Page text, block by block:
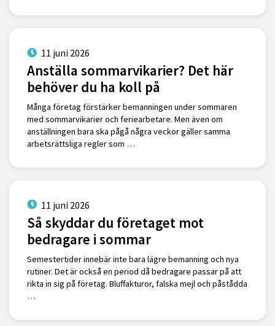
11 juni 2026
Anställa sommarvikarier? Det här
behöver du ha koll på
Många företag förstärker bemanningen under sommaren
med sommarvikarier och feriearbetare. Men även om
anställningen bara ska pågå några veckor gäller samma
arbetsrättsliga regler som …
11 juni 2026
Så skyddar du företaget mot
bedragare i sommar
Semestertider innebär inte bara lägre bemanning och nya
rutiner. Det är också en period då bedragare passar på att
rikta in sig på företag. Bluffakturor, falska mejl och påstådda
…